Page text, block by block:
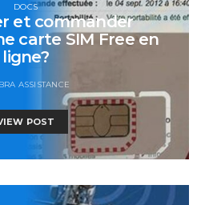
DOCS
et commander
carte SIM Free en
ligne?
ASSISTANCE
POST